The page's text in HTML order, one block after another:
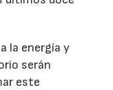
la energía y
serán
este